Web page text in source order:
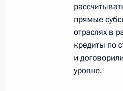
прямые
отраслях в
кредиты по
и
уровне.